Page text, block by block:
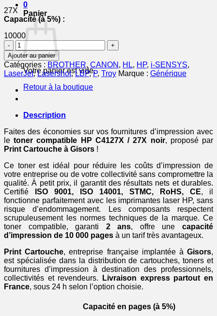
0
Panier
Votre panier est vide.
Retour à la boutique
27X
Capacité (à 5%) :
10000
quantité
de
C4127X
/
27X
-
toner
HP
noir
Ajouter au panier
Catégories : BROTHER, CANON , HL, HP, i-SENSYS,
LaserJet,Lasershot,LBP,P, Troy Marque : Générique
Description
Faites des économies sur vos fournitures d’impression avec
letoner compatible HP C4127X / 27X noir, proposé par
Print Cartouche à Gisors !
Ce toner est idéal pour réduire les coûts d’impression de
votre entreprise ou de votre collectivité sans compromettre la
qualité. À petit prix, il garantit des résultats nets et durables.
Certifié
ISO 9001, ISO 14001, STMC, RoHS, CE, il
fonctionne parfaitement avec les imprimantes laser HP, sans
risque d’endommagement. Les composants respectent
scrupuleusement les normes techniques de la marque. Ce
toner compatible, garanti 2 ans, offre unecapacité
d’impression de 10 000 pages à un tarif très avantageux.
Print Cartouche, entreprise française implantée àGisors,
est spécialisée dans la distribution de cartouches, toners et
fournitures d’impression à destination des professionnels,
collectivités et revendeurs.
Livraison express partout en
France, sous 24 h selon l’option choisie.
Capacité en pages (à 5%)